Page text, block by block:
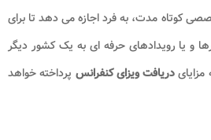
کوتاه مدت، به فرد اجازه می دهد تا برای
و یا رویدادهای حرفه ای به یک کشور دیگر
دریافت ویزای کنفرانس پرداخته خواهد